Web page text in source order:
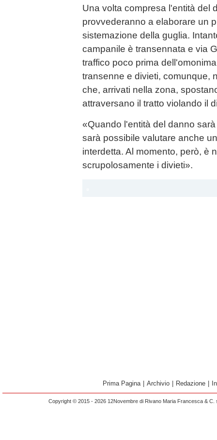
Una volta compresa l'entità del
provvederanno a elaborare un
sistemazione della guglia.
campanile è transennata e via
traffico poco prima
transenne e divieti, comunque,
che, arrivati nella zona,
attraversano il tratto violando il
«Quando l'entità del danno
sarà possibile valutare anche
interdetta. Al momento, però, è
scrupolosamente i divieti».
Prima Pagina Archivio Redazione
Copyright © 2015 - 2026 12Novembre di Rivano Maria Francesca &